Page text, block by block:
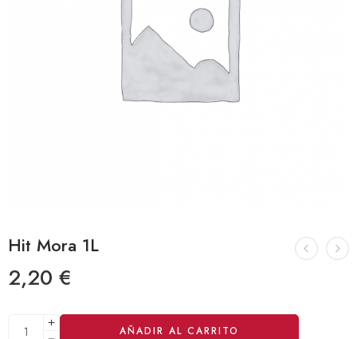
Hit Mora 1L
2,20 €
AÑADIR AL CARRITO
Alternative: